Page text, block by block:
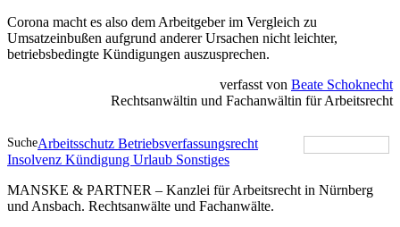
Corona macht es also dem Arbeitgeber im Vergleich zu
Umsatzeinbußen aufgrund anderer Ursachen nicht leichter,
betriebsbedingte Kündigungen auszusprechen.
verfasst von Beate Schoknecht
Rechtsanwältin und Fachanwältin für Arbeitsrecht
SucheArbeitsschutz Betriebsverfassungsrecht
Insolvenz Kündigung Urlaub Sonstiges
MANSKE & PARTNER – Kanzlei für Arbeitsrecht in Nürnberg
und Ansbach. Rechtsanwälte und Fachanwälte.